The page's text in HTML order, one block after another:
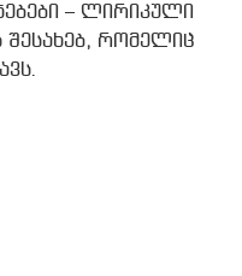
– ლირიკული
შესახებ, რომელიც